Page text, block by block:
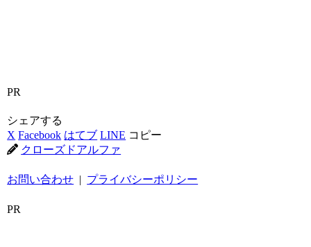
PR
シェアする
X Facebook はてブ LINE コピー
クローズドアルファ
お問い合わせ プライバシーポリシー
PR